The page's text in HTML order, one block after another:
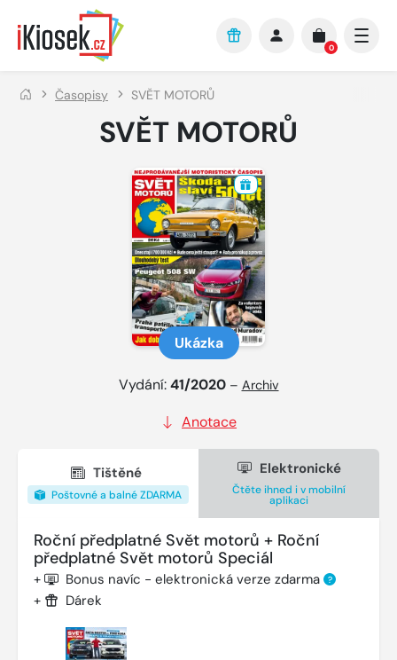
Přejít na hlavní obsah
0
Časopisy SVĚT MOTORŮ
SVĚT MOTORŮ
Ukázka
Vydání:41/2020 – Archiv
Anotace
Tištěné
Poštovné a balné ZDARMA
Elektronické
Čtěte ihned i v mobilní
aplikaci
Roční předplatné Svět motorů + Roční
předplatné Svět motorů Speciál
+ Bonus navíc - elektronická verze zdarma ?
+ Dárek